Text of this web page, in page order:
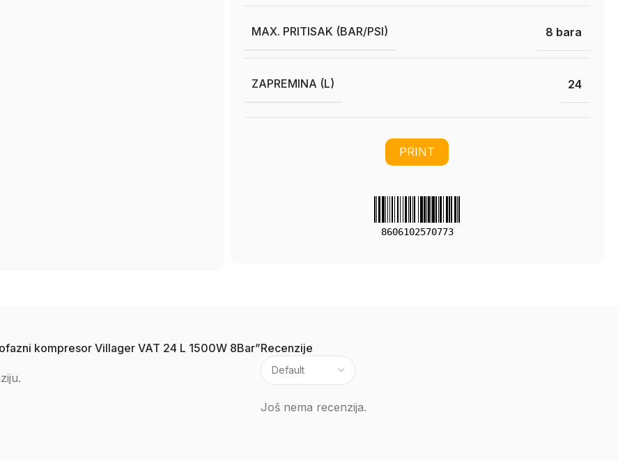
MAX. PRITISAK (BAR/PSI) 8 bara
ZAPREMINA (L) 24
PRINT
8606102570773
Recenzije
Još nema recenzija.
kompresor Villager VAT 24 L 1500W 8Bar”